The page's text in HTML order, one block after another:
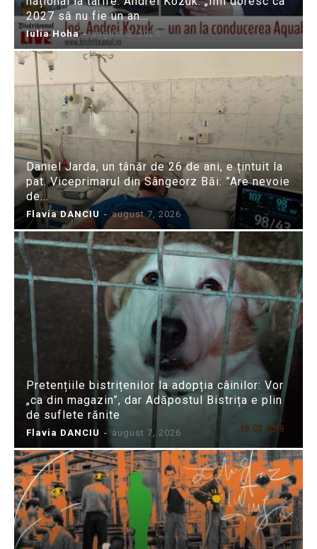
2027 să nu fie un an...
Iulia Hoha - august 8, 2026
Daniel Jarda, un tânăr de 26 de ani, e țintuit la
pat. Viceprimarul din Sângeorz Băi: ”Are nevoie
de...
Flavia DANCIU - august 7, 2026
Pretențiile bistrițenilor la adopția câinilor: Vor
„ca din magazin”, dar Adăpostul Bistrița e plin
de suflete rănite
Flavia DANCIU - august 7, 2026